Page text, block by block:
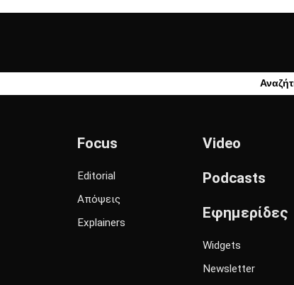
Focus
Editorial
Απόψεις
Explainers
Video
Podcasts
Εφημερίδες
Widgets
Newsletter